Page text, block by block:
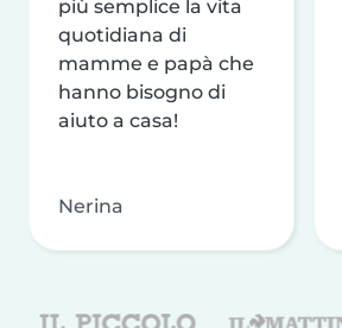
più semplice la vita
quotidiana di
mamme e papà che
hanno bisogno di
aiuto a casa!
Nerina